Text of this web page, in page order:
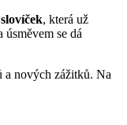
, která už
se dá
a nových zážitků. Na